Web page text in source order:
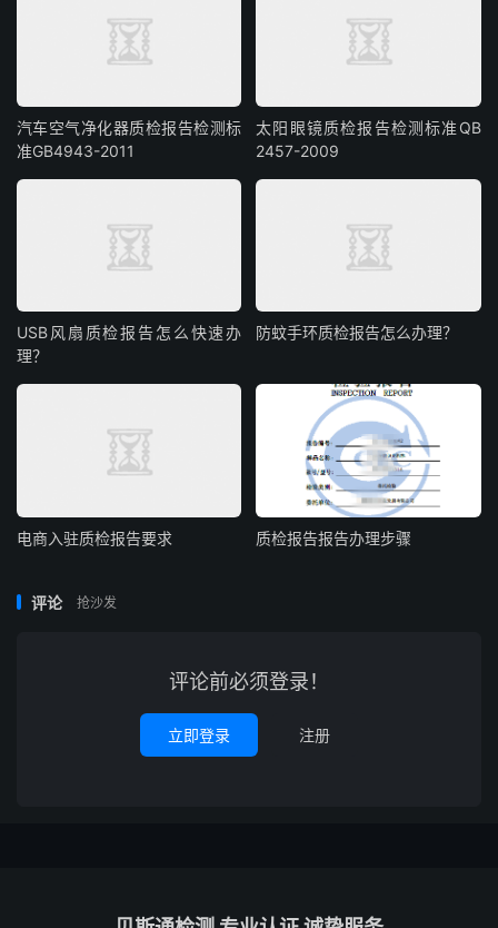
汽车空气净化器质检报告检测标
准GB4943-2011
太阳眼镜质检报告检测标准QB
2457-2009
USB风扇质检报告怎么快速办
理？
防蚊手环质检报告怎么办理？
电商入驻质检报告要求 质检报告报告办理步骤
评论 抢沙发
评论前必须登录！
立即登录 注册